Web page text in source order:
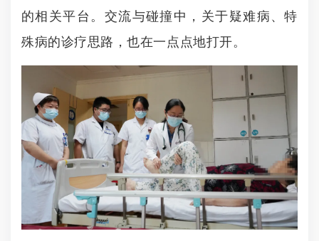
的相关平台。交流与碰撞中，关于疑难病、特
殊病的诊疗思路，也在一点点地打开。